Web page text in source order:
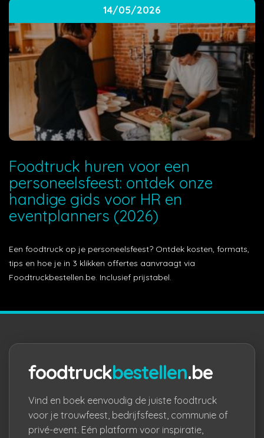
14/05/2026
Foodtruck huren voor een
personeelsfeest: ontdek onze
handige gids voor HR en
eventplanners (2026)
Een foodtruck op je personeelsfeest? Ontdek kosten, formats,
tips en hoe je in 3 klikken offertes aanvraagt via
Foodtruckbestellen.be. Inclusief prijstabel.
foodtruckbestellen.be
Vind en boek eenvoudig de juiste foodtruck
voor je trouwfeest, bedrijfsfeest, communie of
privé-event. Eén platform voor inspiratie,